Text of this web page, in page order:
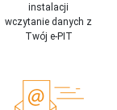
instalacji
wczytanie danych z
Twój e-PIT